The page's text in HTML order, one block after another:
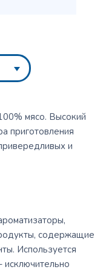
мясо. Высокий
приготовления
и
содержащие
Используется